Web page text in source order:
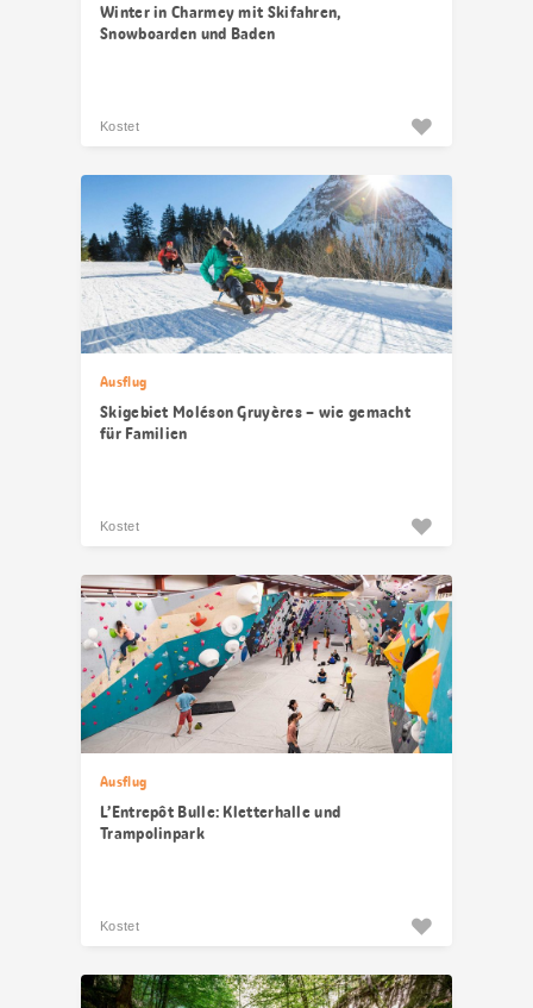
Winter in Charmey mit Skifahren,
Snowboarden und Baden
Kostet
Ausflug
Skigebiet Moléson Gruyères – wie gemacht
für Familien
Kostet
Ausflug
L’Entrepôt Bulle: Kletterhalle und
Trampolinpark
Kostet